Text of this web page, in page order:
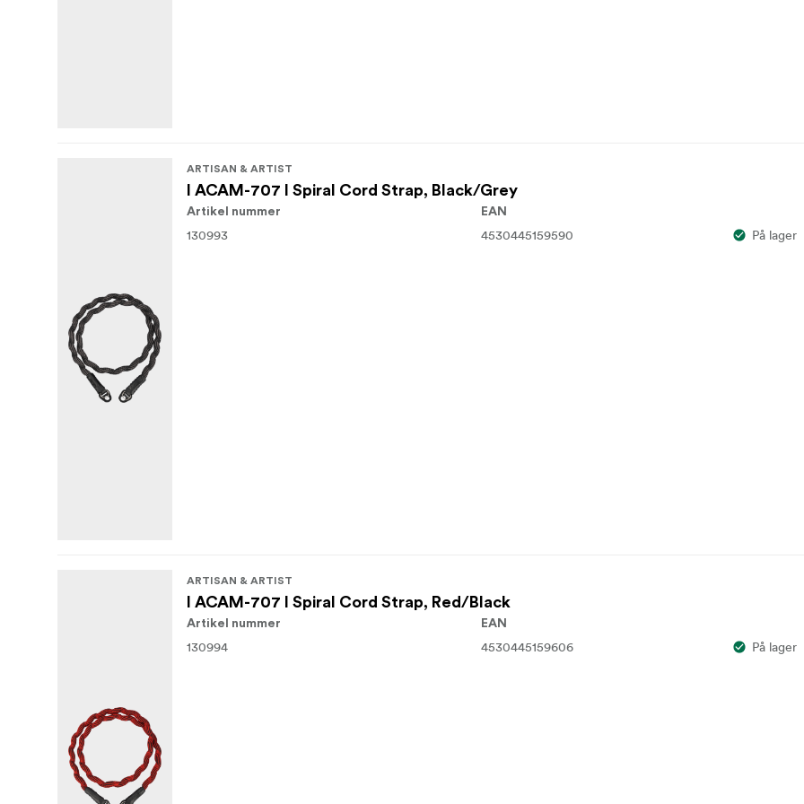
ARTISAN & ARTIST
I ACAM-707 I Spiral Cord Strap, Black/Grey
Artikel nummer
130993
EAN
4530445159590 På lager
ARTISAN & ARTIST
I ACAM-707 I Spiral Cord Strap, Red/Black
Artikel nummer
130994
EAN
4530445159606 På lager